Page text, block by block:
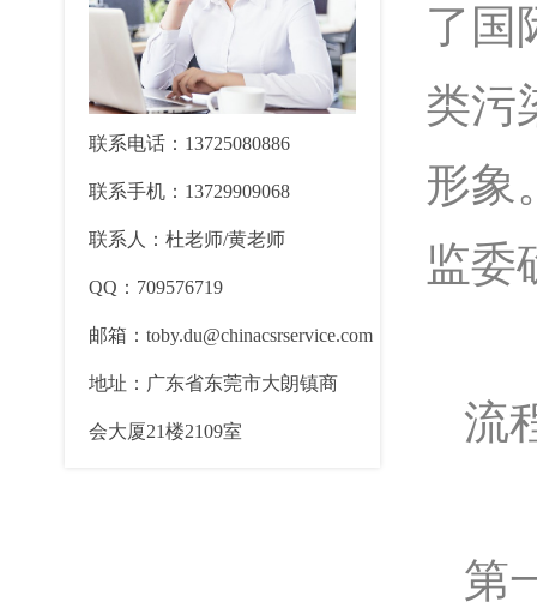
联系电话：13725080886
联系手机：13729909068
联系人：杜老师/黄老师
QQ：709576719
邮箱：toby.du@chinacsrservice.com
地址：广东省东莞市大朗镇商
会大厦21楼2109室
了国
类污
形象
监委
流
第